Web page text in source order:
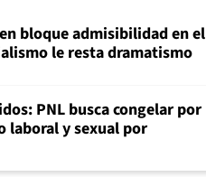
bloque admisibilidad en el
le resta dramatismo
PNL busca congelar por
laboral y sexual por